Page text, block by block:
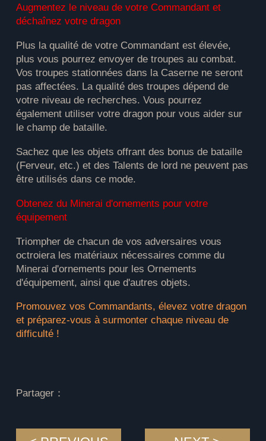
Augmentez le niveau de votre Commandant et
déchaînez votre dragon
Plus la qualité de votre Commandant est élevée,
plus vous pourrez envoyer de troupes au combat.
Vos troupes stationnées dans la Caserne ne seront
pas affectées. La qualité des troupes dépend de
votre niveau de recherches. Vous pourrez
également utiliser votre dragon pour vous aider sur
le champ de bataille.
Sachez que les objets offrant des bonus de bataille
(Ferveur, etc.) et des Talents de lord ne peuvent pas
être utilisés dans ce mode.
Obtenez du Minerai d'ornements pour votre
équipement
Triompher de chacun de vos adversaires vous
octroiera les matériaux nécessaires comme du
Minerai d'ornements pour les Ornements
d'équipement, ainsi que d'autres objets.
Promouvez vos Commandants, élevez votre dragon
et préparez-vous à surmonter chaque niveau de
difficulté !
Partager：